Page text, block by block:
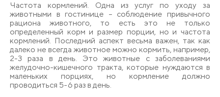
Частота кормлений. Одна из услуг по уходу за
животными в гостинице – соблюдение привычного
рациона животного, то есть это не только
определенный корм и размер порции, но и частота
кормлений. Последний аспект весьма важен, так как
далеко не всегда животное можно кормить, например,
2-3 раза в день. Это животные с заболеваниями
желудочно-кишечного тракта, которые нуждаются в
маленьких порциях, но кормление должно
проводиться 5-6 раз в день.